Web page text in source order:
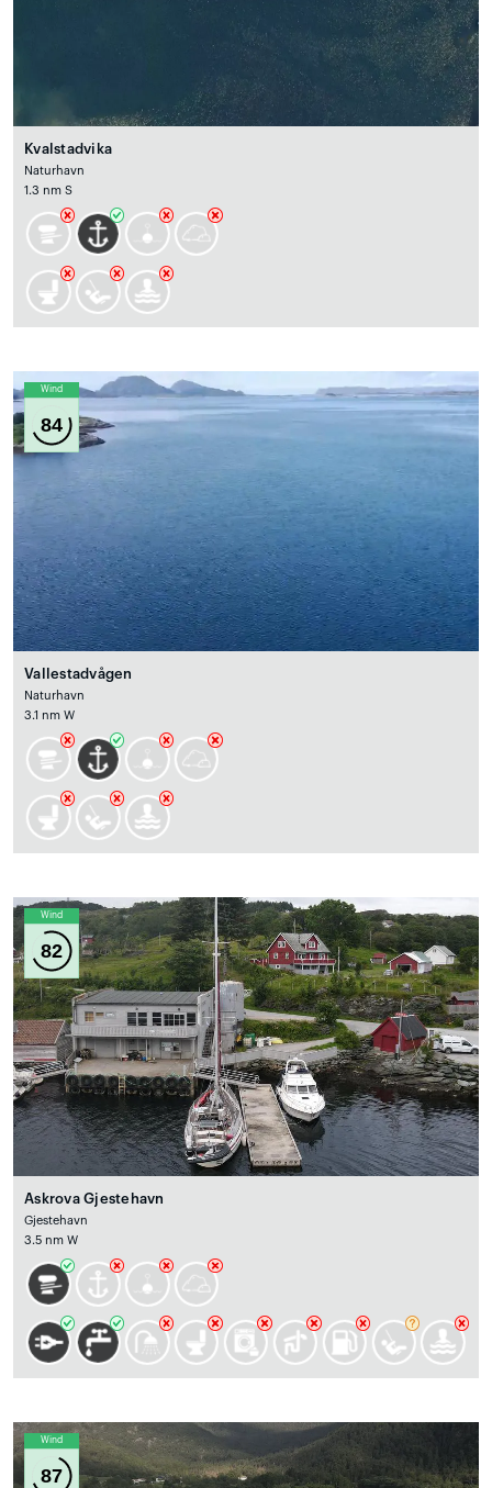
Kvalstadvika
Naturhavn
1.3 nm S
Wind
84
Vallestadvågen
Naturhavn
3.1 nm W
Wind
82
Askrova Gjestehavn
Gjestehavn
3.5 nm W
Wind
87